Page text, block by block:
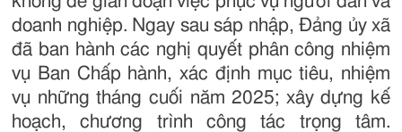
doanh nghiệp. Ngay sau sáp nhập, Đảng ủy xã
đã ban hành các nghị quyết phân công nhiệm
vụ Ban Chấp hành, xác định mục tiêu, nhiệm
vụ những tháng cuối năm 2025; xây dựng kế
hoạch, chương trình công tác trọng tâm.